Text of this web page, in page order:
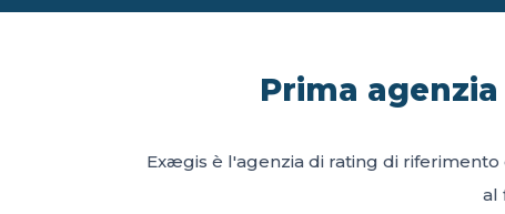
Prima
Exægis è l'agenzia di rating di
al